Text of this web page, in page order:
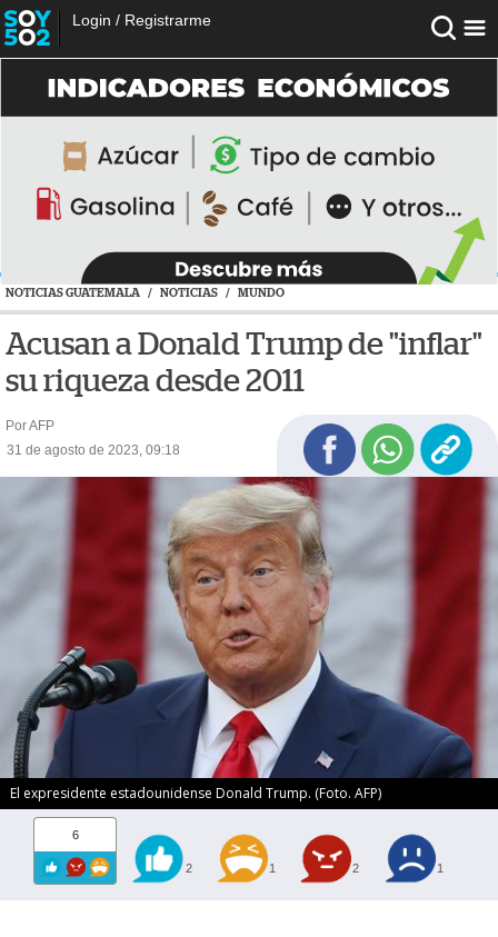
Login / Registrarme
NOTICIAS GUATEMALA / NOTICIAS / MUNDO
Acusan a Donald Trump de "inflar"
su riqueza desde 2011
Por AFP
31 de agosto de 2023, 09:18
El expresidente estadounidense Donald Trump. (Foto. AFP)
6
2 1 2 1